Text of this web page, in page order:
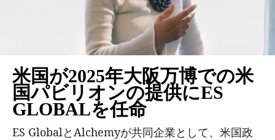
米国が2025年大阪万博での米
国パビリオンの提供にES
GLOBALを任命
ES GlobalとAlchemyが共同企業として、米国政